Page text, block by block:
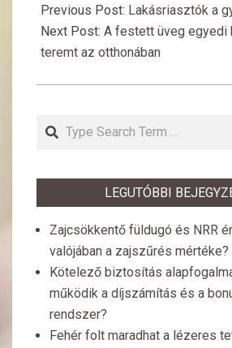
09-
01
Previous Post: Lakásriasztók a
Next Post: A festett üveg egyedi
teremt az otthonában
Search
LEGUTÓBBI
Zajcsökkentő füldugó és NRR
valójában a zajszűrés mértéke?
Kötelező biztosítás
működik a díjszámítás és a
rendszer?
Fehér folt maradhat a lézeres